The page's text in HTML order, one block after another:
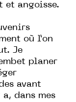
et angoisse.
où l’on
Je
planer
avant
dans mes